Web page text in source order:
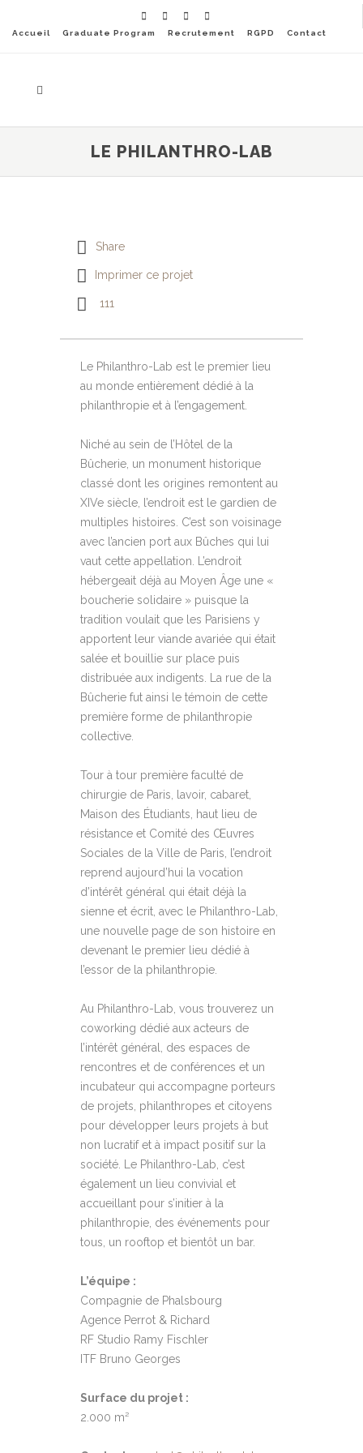
Accueil Graduate Program Recrutement RGPD Contact
LE PHILANTHRO-LAB
Share
Imprimer ce projet
111
Le Philanthro-Lab est le premier lieu
au monde entièrement dédié à la
philanthropie et à l’engagement.
Niché au sein de l’Hôtel de la
Bûcherie, un monument historique
classé dont les origines remontent au
XIVe siècle, l’endroit est le gardien de
multiples histoires. C’est son voisinage
avec l’ancien port aux Bûches qui lui
vaut cette appellation. L’endroit
hébergeait déjà au Moyen Âge une «
boucherie solidaire » puisque la
tradition voulait que les Parisiens y
apportent leur viande avariée qui était
salée et bouillie sur place puis
distribuée aux indigents. La rue de la
Bûcherie fut ainsi le témoin de cette
première forme de philanthropie
collective.
Tour à tour première faculté de
chirurgie de Paris, lavoir, cabaret,
Maison des Étudiants, haut lieu de
résistance et Comité des Œuvres
Sociales de la Ville de Paris, l’endroit
reprend aujourd’hui la vocation
d’intérêt général qui était déjà la
sienne et écrit, avec le Philanthro-Lab,
une nouvelle page de son histoire en
devenant le premier lieu dédié à
l’essor de la philanthropie.
Au Philanthro-Lab, vous trouverez un
coworking dédié aux acteurs de
l’intérêt général, des espaces de
rencontres et de conférences et un
incubateur qui accompagne porteurs
de projets, philanthropes et citoyens
pour développer leurs projets à but
non lucratif et à impact positif sur la
société. Le Philanthro-Lab, c’est
également un lieu convivial et
accueillant pour s’initier à la
philanthropie, des événements pour
tous, un rooftop et bientôt un bar.
L’équipe :
Compagnie de Phalsbourg
Agence Perrot & Richard
RF Studio Ramy Fischler
ITF Bruno Georges
Surface du projet :
2.000 m²